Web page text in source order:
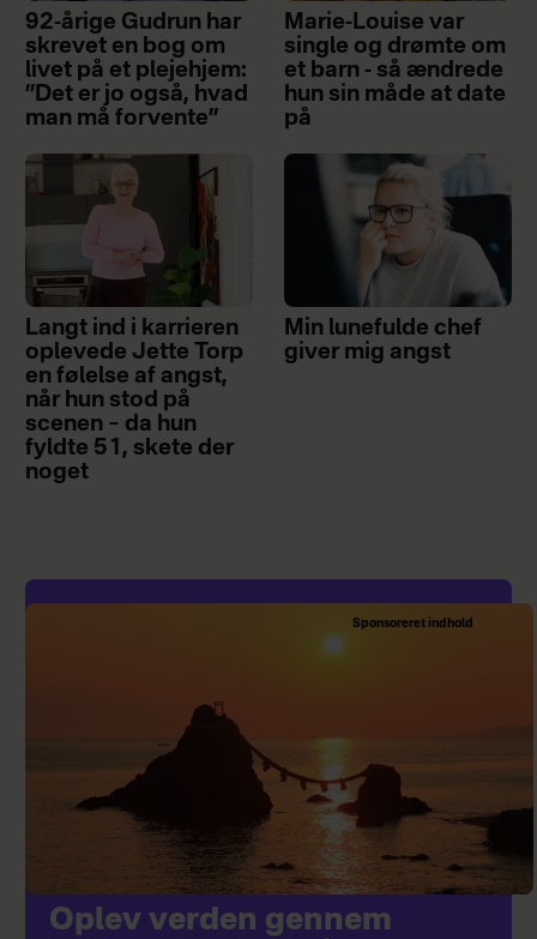
92-årige Gudrun har
skrevet en bog om
livet på et plejehjem:
”Det er jo også, hvad
man må forvente”
Marie-Louise var
single og drømte om
et barn - så ændrede
hun sin måde at date
på
Langt ind i karrieren
oplevede Jette Torp
en følelse af angst,
når hun stod på
scenen – da hun
fyldte 51, skete der
noget
Min lunefulde chef
giver mig angst
Sponsoreret indhold
Oplev verden gennem